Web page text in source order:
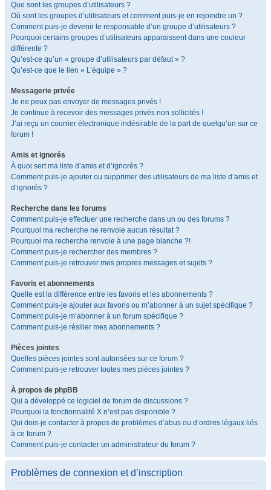
Que sont les groupes d’utilisateurs ?
Où sont les groupes d’utilisateurs et comment puis-je en rejoindre un ?
Comment puis-je devenir le responsable d’un groupe d’utilisateurs ?
Pourquoi certains groupes d’utilisateurs apparaissent dans une couleur
différente ?
Qu’est-ce qu’un « groupe d’utilisateurs par défaut » ?
Qu’est-ce que le lien « L’équipe » ?
Messagerie privée
Je ne peux pas envoyer de messages privés !
Je continue à recevoir des messages privés non sollicités !
J’ai reçu un courrier électronique indésirable de la part de quelqu’un sur ce
forum !
Amis et ignorés
À quoi sert ma liste d’amis et d’ignorés ?
Comment puis-je ajouter ou supprimer des utilisateurs de ma liste d’amis et
d’ignorés ?
Recherche dans les forums
Comment puis-je effectuer une recherche dans un ou des forums ?
Pourquoi ma recherche ne renvoie aucun résultat ?
Pourquoi ma recherche renvoie à une page blanche ?!
Comment puis-je rechercher des membres ?
Comment puis-je retrouver mes propres messages et sujets ?
Favoris et abonnements
Quelle est la différence entre les favoris et les abonnements ?
Comment puis-je ajouter aux favoris ou m’abonner à un sujet spécifique ?
Comment puis-je m’abonner à un forum spécifique ?
Comment puis-je résilier mes abonnements ?
Pièces jointes
Quelles pièces jointes sont autorisées sur ce forum ?
Comment puis-je retrouver toutes mes pièces jointes ?
À propos de phpBB
Qui a développé ce logiciel de forum de discussions ?
Pourquoi la fonctionnalité X n’est pas disponible ?
Qui dois-je contacter à propos de problèmes d’abus ou d’ordres légaux liés
à ce forum ?
Comment puis-je contacter un administrateur du forum ?
Problèmes de connexion et d’inscription